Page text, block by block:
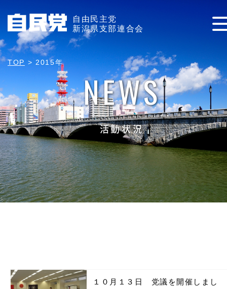
自由民主党
新潟県支部連合会
TOP > 2015年
NEWS
活動状況
１０月１３日 党議を開催しまし